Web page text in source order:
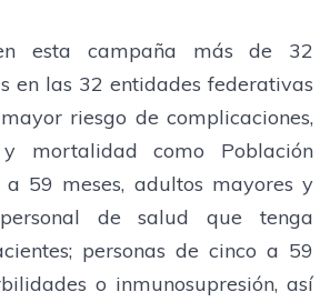
esta campaña más de 32
en las 32 entidades federativas
riesgo de complicaciones,
y mortalidad como Población
59 meses, adultos mayores y
personal de salud que tenga
personas de cinco a 59
o inmunosupresión, así